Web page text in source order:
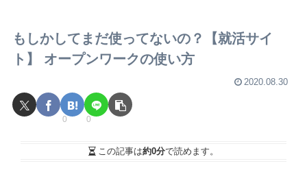
もしかしてまだ使ってないの？【就活サイ
ト】 オープンワークの使い方
2020.08.30
0 0
この記事は約0分で読めます。